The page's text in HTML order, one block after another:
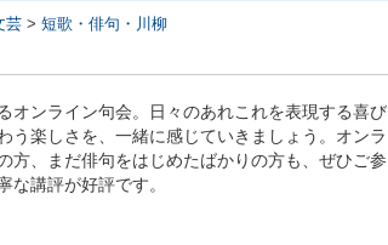
芸> 短歌・俳句・川柳
オンライン句会。日々のあれこれを表現する喜び
う楽しさを、一緒に感じていきましょう。オンラ
方、まだ俳句をはじめたばかりの方も、ぜひご参
な講評が好評です。